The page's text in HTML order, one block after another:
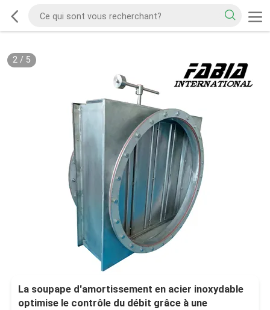
2/ 5
La soupape d'amortissement en acier inoxydable
optimise le contrôle du débit grâce à une